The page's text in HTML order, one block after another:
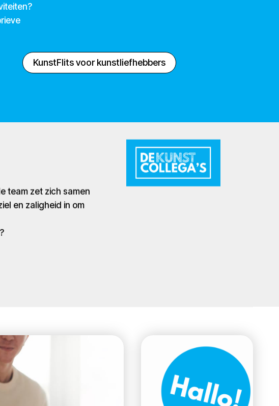
KunstFlits voor kunstliefhebbers
team zet zich samen
en zaligheid in om